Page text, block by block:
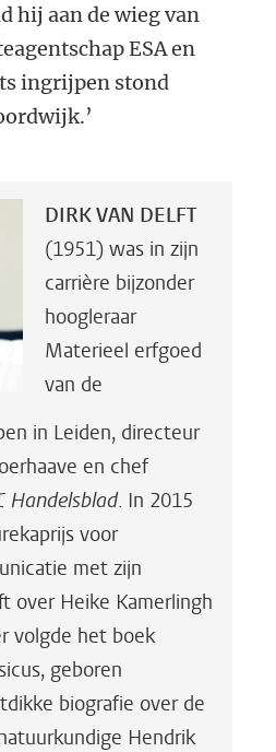
hij aan de wieg van
ESA en
ingrijpen stond
DIRK VAN DELFT
(1951) was in zijn
carrière bijzonder
hoogleraar
Materieel erfgoed
van de
in Leiden, directeur
en chef
Handelsblad. In 2015
voor
met zijn
over Heike Kamerlingh
volgde het boek
geboren
biografie over de
Hendrik